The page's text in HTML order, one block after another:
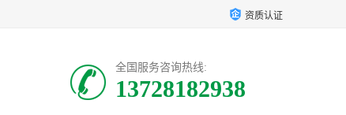
资质认证
全国服务咨询热线:
13728182938